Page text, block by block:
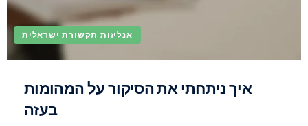
אנליזות תקשורת ישראלית
איך ניתחתי את הסיקור על המהומות
בעזה